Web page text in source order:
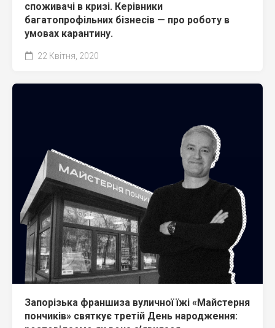
споживачі в кризі. Керівники
багатопрофільних бізнесів — про роботу в
умовах карантину.
22 Квітня, 2020
Запорізька франшиза вуличної їжі «Майстерня
пончиків» святкує третій День народження: